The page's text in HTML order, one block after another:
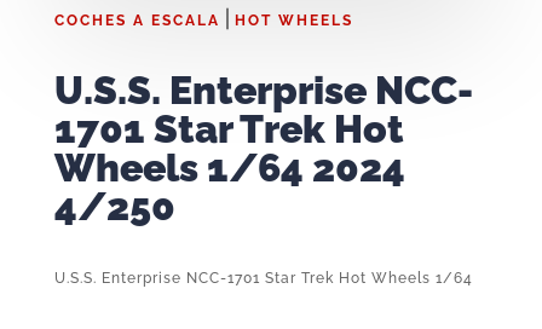
COCHES A ESCALA HOT WHEELS
U.S.S. Enterprise NCC-
1701 Star Trek Hot
Wheels 1/64 2024
4/250
U.S.S. Enterprise NCC-1701 Star Trek Hot Wheels 1/64